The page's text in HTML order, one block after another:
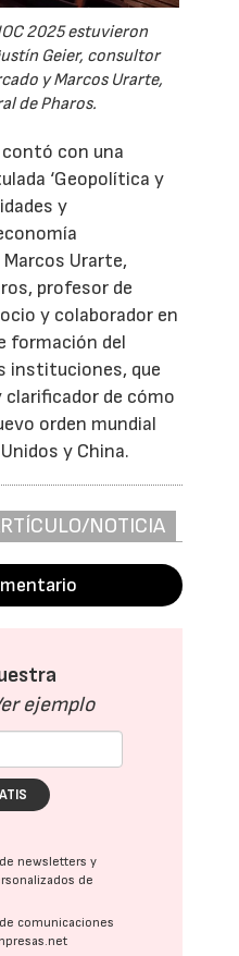
2025 estuvieron
Geier, consultor
y Marcos Urarte,
de Pharos.
contó con una
‘Geopolítica y
y
Marcos Urarte,
profesor de
y colaborador en
formación del
instituciones, que
clarificador de cómo
orden mundial
y China.
NOTICIA
ejemplo
newsletters y
de
comunicaciones